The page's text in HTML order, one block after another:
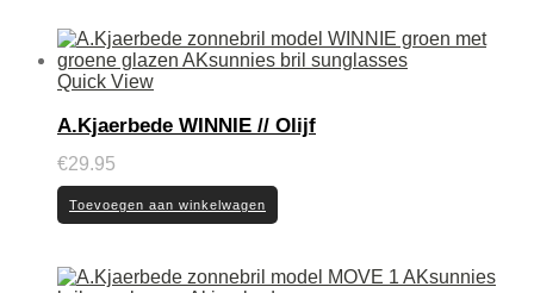
Quick View
A.Kjaerbede WINNIE // Olijf
€29.95
Toevoegen aan winkelwagen